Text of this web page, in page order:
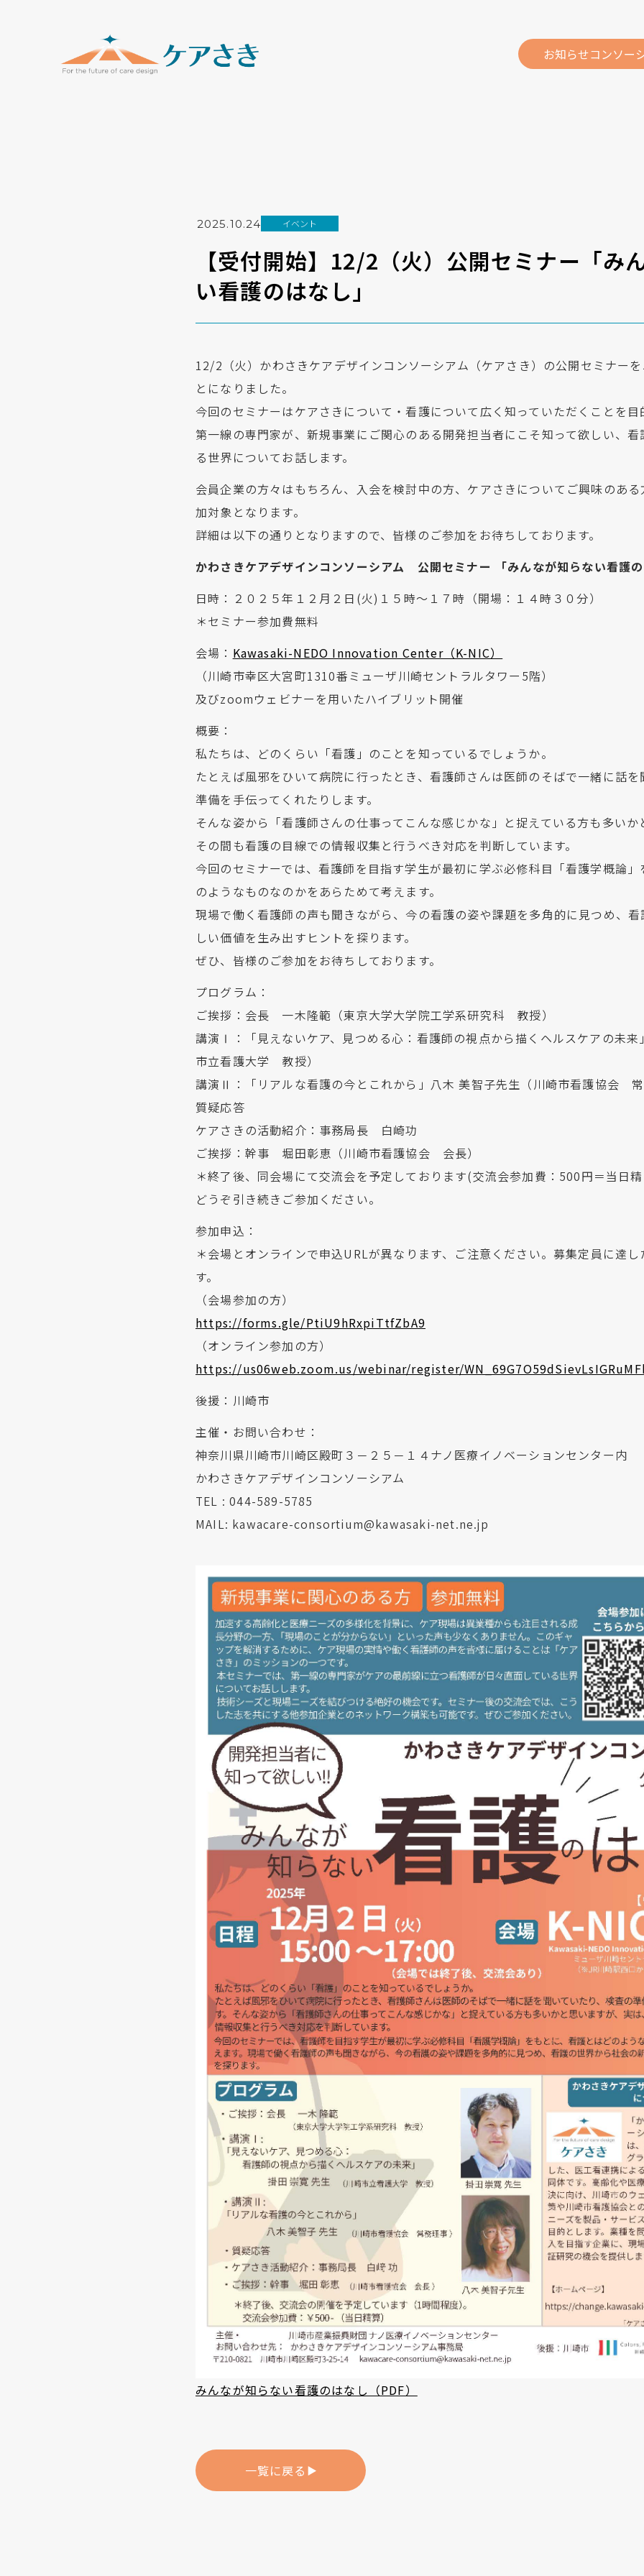
お知らせコンソー
2025.10.24 イベント
【受付開始】12/2（火）公開セミナー「み
い看護のはなし」
12/2（火）かわさきケアデザインコンソーシアム（ケアさき）の公開セミナー
とになりました。
今回のセミナーはケアさきについて・看護について広く知っていただくことを
第一線の専門家が、新規事業にご関心のある開発担当者にこそ知って欲しい、
る世界についてお話します。
会員企業の方々はもちろん、入会を検討中の方、ケアさきについてご興味のあ
加対象となります。
詳細は以下の通りとなりますので、皆様のご参加をお待ちしております。
かわさきケアデザインコンソーシアム 公開セミナー 「みんなが知らない看護
日時：２０２５年１２月２日(火)１５時～１７時（開場：１４時３０分）
＊セミナー参加費無料
会場： Kawasaki-NEDO Innovation Center（K-NIC）
（川崎市幸区大宮町1310番ミューザ川崎セントラルタワー5階）
及びzoomウェビナーを用いたハイブリット開催
概要：
私たちは、どのくらい「看護」のことを知っているでしょうか。
たとえば風邪をひいて病院に行ったとき、看護師さんは医師のそばで一緒に話
準備を手伝ってくれたりします。
そんな姿から「看護師さんの仕事ってこんな感じかな」と捉えている方も多い
その間も看護の目線での情報収集と行うべき対応を判断しています。
今回のセミナーでは、看護師を目指す学生が最初に学ぶ必修科目「看護学概論
のようなものなのかをあらためて考えます。
現場で働く看護師の声も聞きながら、今の看護の姿や課題を多角的に見つめ、
しい価値を生み出すヒントを探ります。
ぜひ、皆様のご参加をお待ちしております。
プログラム：
ご挨拶：会長 一木隆範（東京大学大学院工学系研究科 教授）
講演Ⅰ：「見えないケア、見つめる心：看護師の視点から描くヘルスケアの未
市立看護大学 教授）
講演Ⅱ：「リアルな看護の今とこれから」八木 美智子先生（川崎市看護協会
質疑応答
ケアさきの活動紹介：事務局長 白崎功
ご挨拶：幹事 堀田彰恵（川崎市看護協会 会長）
＊終了後、同会場にて交流会を予定しております(交流会参加費：500円＝当日
どうぞ引き続きご参加ください。
参加申込：
＊会場とオンラインで申込URLが異なります、ご注意ください。募集定員に達
す。
（会場参加の方）
https://forms.gle/PtiU9hRxpiTtfZbA9
（オンライン参加の方）
https://us06web.zoom.us/webinar/register/
後援：川崎市
主催・お問い合わせ：
神奈川県川崎市川崎区殿町３－２５－１４ナノ医療イノベーションセンター内
かわさきケアデザインコンソーシアム
TEL : 044-589-5785
MAIL: kawacare-consortium@kawasaki-net.ne.jp
みんなが知らない看護のはなし（PDF）
一覧に戻る ▶︎